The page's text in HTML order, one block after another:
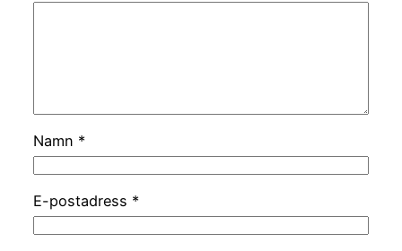
Namn *
E-postadress *